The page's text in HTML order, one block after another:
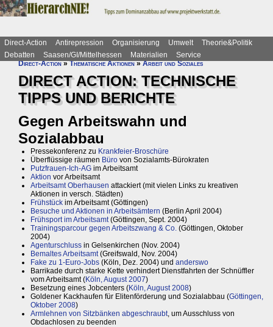
Direct-Action Antirepression Organisierung Umwelt
Theorie&Politik
Debatten
Saasen/GI/Mittelhessen Materialien
Service
Direct-Action»Thematische Aktionen»Arbeit und Soziales
DIRECT ACTION: TECHNISCHE
TIPPS UND BERICHTE
Gegen Arbeitswahn und
Sozialabbau
Pressekonferenz zu Krankfeier-Broschüre
Überflüssige räumen Büro von Sozialamts-Bürokraten
Putzfrauen-Ich-AG im Arbeitsamt
Aktion vor Arbeitsamt
Arbeitsamt Oberhausen attackiert (mit vielen Links zu kreativen
Aktionen in versch. Städten)
Frühstück im Arbeitsamt (Göttingen)
Besuche und Aktionen in Arbeitsämtern (Berlin April 2004)
Frühsport im Arbeitsamt(Göttingen, Sept. 2004)
Trainingsparcour gegen Arbeitszwang & Co. (Göttingen, Oktober
2004)
Agenturschluss in Gelsenkirchen (Nov. 2004)
Bemaltes Arbeitsamt(Greifswald, Nov. 2004)
Fake zu 1-Euro-Jobs (Köln, Dez. 2004) und anderswo
Barrikade durch starke Kette verhindert Dienstfahrten der Schnüffler
vom Arbeitsamt (Köln, August 2007)
Besetzung eines Jobcenters (Köln, August 2008)
Goldener Kackhaufen für Elitenförderung und Sozialabbau (Göttingen,
Oktober 2008)
Armlehnen von Sitzbänken abgeschraubt, um Ausschluss von
Obdachlosen zu beenden